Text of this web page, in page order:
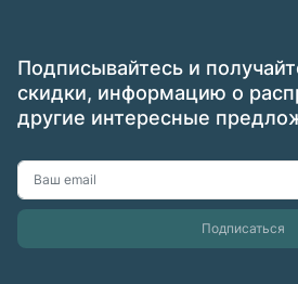
Подписывайтесь и
скидки, информацию о
другие интересные